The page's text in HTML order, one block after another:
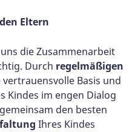
Eltern
die Zusammenarbeit
Durch regelmäßigen
Basis und
Kindes im engen Dialog
den besten
Ihres Kindes